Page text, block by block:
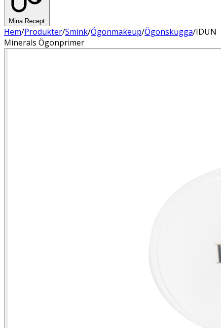
Mina Recept
Hem/Produkter/Smink/Ögonmakeup/Ögonskugga/IDUN
Minerals Ögonprimer